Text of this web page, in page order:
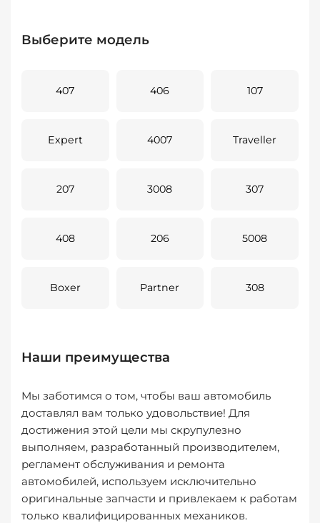
Выберите модель
407 406 107
Expert 4007 Traveller
207 3008 307
408 206 5008
Boxer Partner 308
Наши преимущества
Мы заботимся о том, чтобы ваш автомобиль
доставлял вам только удовольствие! Для
достижения этой цели мы скрупулезно
выполняем, разработанный производителем,
регламент обслуживания и ремонта
автомобилей, используем исключительно
оригинальные запчасти и привлекаем к работам
только квалифицированных механиков.